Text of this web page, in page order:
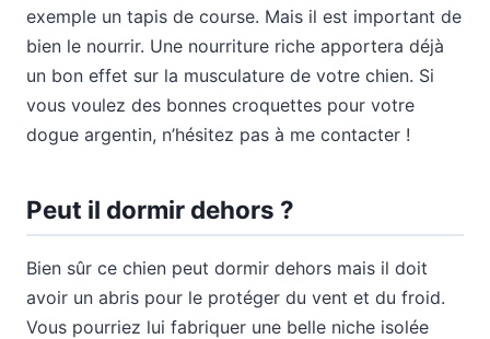
exemple un tapis de course. Mais il est important de
bien le nourrir. Une nourriture riche apportera déjà
un bon effet sur la musculature de votre chien. Si
vous voulez des bonnes croquettes pour votre
dogue argentin, n’hésitez pas à me contacter !
Peut il dormir dehors ?
Bien sûr ce chien peut dormir dehors mais il doit
avoir un abris pour le protéger du vent et du froid.
Vous pourriez lui fabriquer une belle niche isolée